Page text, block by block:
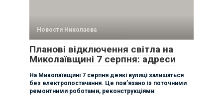
Новости Николаева
Планові відключення світла на
Миколаївщині 7 серпня: адреси
На Миколаївщині 7 серпня деякі вулиці залишаться
без електропостачання. Це пов’язано із поточними
ремонтними роботами, реконструкціями